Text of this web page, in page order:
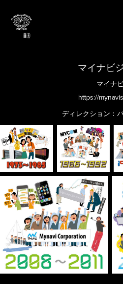
マイナビ
マイナ
https://
ディレクション：